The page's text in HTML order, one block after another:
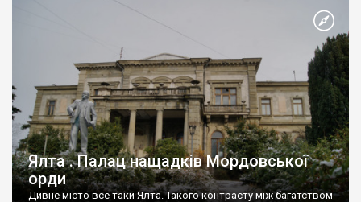
Ялта . Палац нащадків Мордовської
орди
Дивне місто все таки Ялта. Такого контрасту між багатством